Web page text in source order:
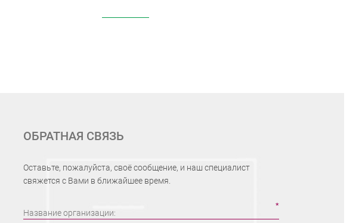
ОБРАТНАЯ СВЯЗЬ
Оставьте, пожалуйста, своё сообщение, и наш специалист
свяжется с Вами в ближайшее время.
Название организации: